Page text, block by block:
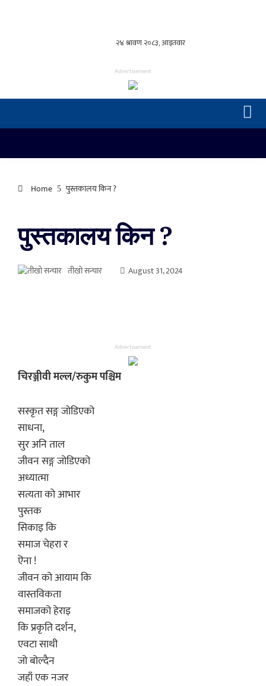
Advertisement
Home पुस्तकालय किन ?
पुस्तकालय किन ?
तीखो सन्चार August 31, 2024
Advertisement
चिरञ्जीवी मल्ल/रुकुम पश्चिम
सस्कृत सङ्ग जोडिएको
साधना,
सुर अनि ताल
जीवन सङ्ग जोडिएको
अध्यात्मा
सत्यता को आभार
पुस्तक
सिकाइ कि
समाज चेहरा र
ऎना !
जीवन को आयाम कि
वास्तविकता
समाजको हेराइ
कि प्रकृति दर्शन,
एवटा साथी
जो बोल्दैन
जहाँ एक नजर